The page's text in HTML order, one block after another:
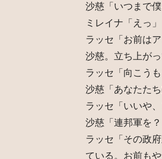
沙慈「いつまで
ミレイナ「えっ」
ラッセ「お前は
沙慈。立ち上が
ラッセ「向こう
沙慈「あなたた
ラッセ「いいや
沙慈「連邦軍を？
ラッセ「その政
ている。お前も